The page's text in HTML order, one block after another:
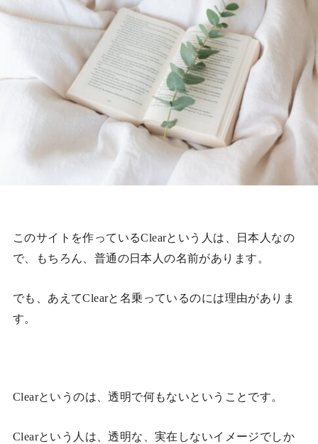
このサイトを作っているClearという人は、日本人なの
で、もちろん、普通の日本人の名前があります。
でも、あえてClearと名乗っているのには理由がありま
す。
Clearというのは、透明で何もないということです。
Clearという人は、透明な、実在しないイメージでしか